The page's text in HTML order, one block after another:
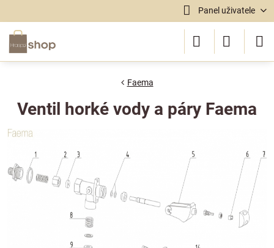
Panel uživatele
Faema
Ventil horké vody a páry Faema